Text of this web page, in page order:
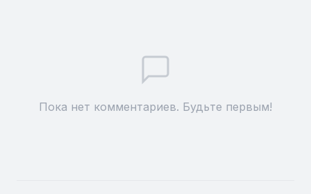
Пока нет комментариев. Будьте первым!